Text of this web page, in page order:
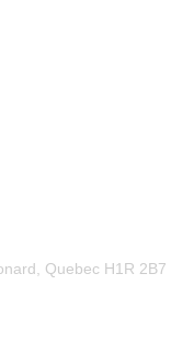
Quebec H1R 2B7